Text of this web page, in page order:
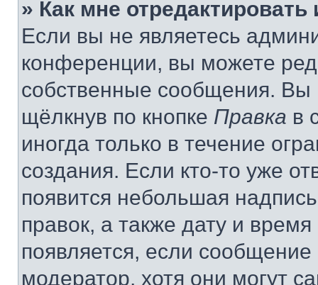
» Как мне
Если вы не являетесь
конференции, вы можете
собственные сообщения. Вы
щёлкнув по кнопке Правка в
иногда только в течение
создания. Если кто-то уже
появится небольшая
правок, а также дату и
появляется, если
модератор, хотя они могут